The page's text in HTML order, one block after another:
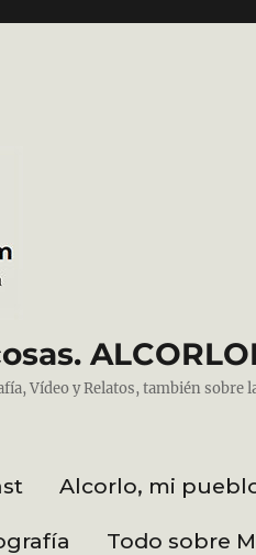
Vídeo y Relatos, también sobre
Alcorlo, mi
Todo sobre